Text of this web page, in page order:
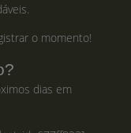
o momento!
dias em